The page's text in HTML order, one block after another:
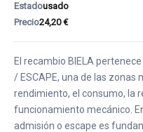
Estadousado
Precio24,20 €
El recambio BIELA
/ ESCAPE, una de las zonas
rendimiento, el consumo, la
funcionamiento mecánico.
admisión o escape es